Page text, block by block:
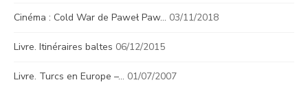
Cinéma : Cold War de Paweł Paw… 03/11/2018
Livre. Itinéraires baltes 06/12/2015
Livre. Turcs en Europe –… 01/07/2007